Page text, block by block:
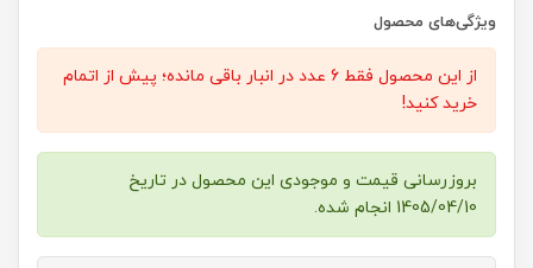
ویژگی‌های محصول
از این محصول فقط 6 عدد در انبار باقی مانده؛ پیش از اتمام
خرید کنید!
بروزرسانی قیمت و موجودی این محصول در تاریخ
1405/04/10 انجام شده.